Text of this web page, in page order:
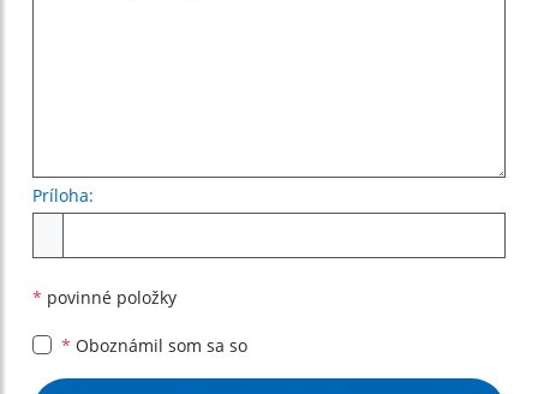
Príloha:
* povinné položky
* Oboznámil som sa so